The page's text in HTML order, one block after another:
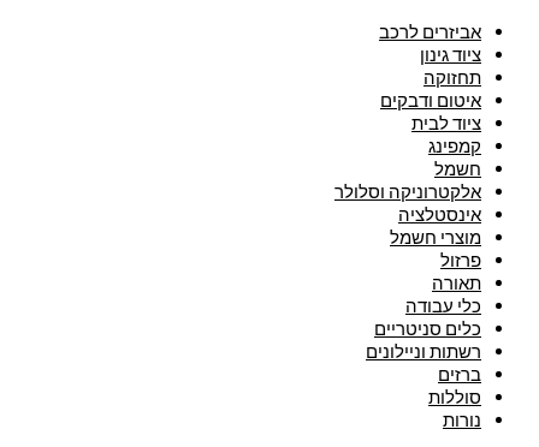
אביזרים לרכב
ציוד גינון
תחזוקה
איטום ודבקים
ציוד לבית
קמפינג
חשמל
אלקטרוניקה וסלולר
אינסטלציה
מוצרי חשמל
פרזול
תאורה
כלי עבודה
כלים סניטריים
רשתות וניילונים
ברזים
סוללות
נורות